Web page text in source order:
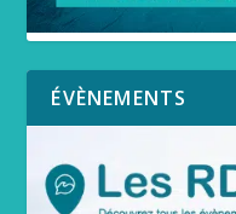
ÉVÈNEMENTS